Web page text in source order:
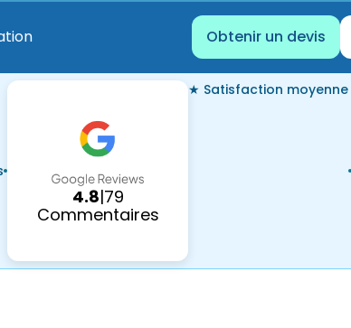
Obtenir un devis
4.8|79
Commentaires
★ Satisfaction moyenne